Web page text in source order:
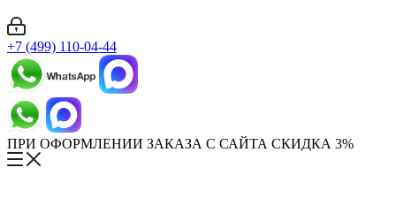
+7 (499) 110-04-44
ПРИ ОФОРМЛЕНИИ ЗАКАЗА С САЙТА СКИДКА 3%